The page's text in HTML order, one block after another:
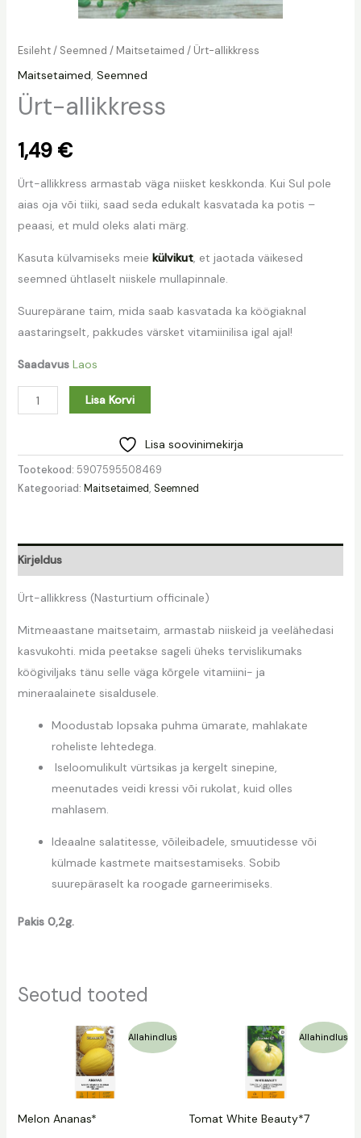
Esileht/ Seemned / Maitsetaimed / Ürt-allikkress
Maitsetaimed, Seemned
Ürt-allikkress
1,49 €
Ürt-allikkress armastab väga niisket keskkonda. Kui Sul pole
aias oja või tiiki, saad seda edukalt kasvatada ka potis –
peaasi, et muld oleks alati märg.
Kasuta külvamiseks meie külvikut, et jaotada väikesed
seemned ühtlaselt niiskele mullapinnale.
Suurepärane taim, mida saab kasvatada ka köögiaknal
aastaringselt, pakkudes värsket vitamiinilisa igal ajal!
Saadavus Laos
Lisa Korvi
Lisa soovinimekirja
Tootekood: 5907595508469
Kategooriad: Maitsetaimed, Seemned
Kirjeldus
Ürt-allikkress (Nasturtium officinale)
Mitmeaastane maitsetaim, armastab niiskeid ja veelähedasi
kasvukohti. mida peetakse sageli üheks tervislikumaks
köögiviljaks tänu selle väga kõrgele vitamiini- ja
mineraalainete sisaldusele.
Moodustab lopsaka puhma ümarate, mahlakate
roheliste lehtedega.
Iseloomulikult vürtsikas ja kergelt sinepine,
meenutades veidi kressi või rukolat, kuid olles
mahlasem.
Ideaalne salatitesse, võileibadele, smuutidesse või
külmade kastmete maitsestamiseks. Sobib
suurepäraselt ka roogade garneerimiseks.
Pakis 0,2g.
Seotud tooted
Allahindlus
Melon Ananas*
1,29 €.
Praegune
hind
on:
0,65 €.
Allahindlus
Tomat White Beauty*7
Praegune
hind
on:
1,09 €.